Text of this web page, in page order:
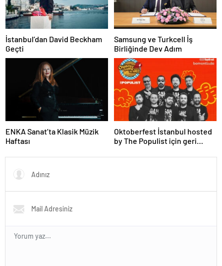
İstanbul’dan David Beckham
Geçti
Samsung ve Turkcell İş
Birliğinde Dev Adım
ENKA Sanat’ta Klasik Müzik
Haftası
Oktoberfest İstanbul hosted
by The Populist için geri